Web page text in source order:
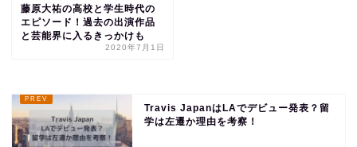
藤原大祐の高校と学生時代の
エピソード！過去の出演作品
と芸能界に入るきっかけも
2020年7月1日
Travis JapanはLAでデビュー発表？留
学は左遷か理由を考察！